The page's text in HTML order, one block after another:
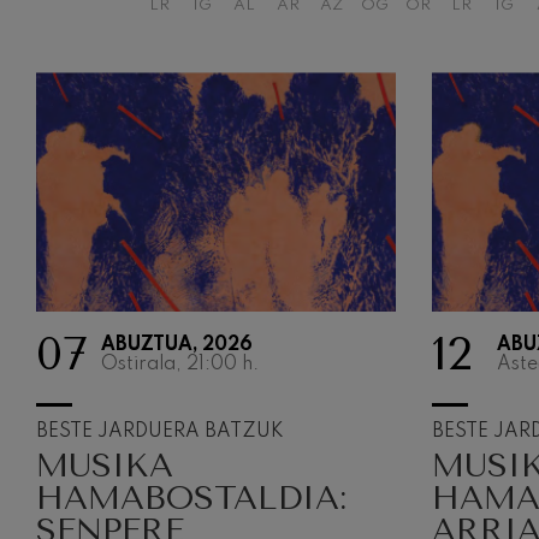
LR IG AL AR AZ OG OR LR IG
07
ABUZTUA, 2026
Ostirala, 21:00 h.
BESTE JARDUERA BATZUK
MUSIKA
HAMABOSTALDIA:
SENPERE
12
BESTE